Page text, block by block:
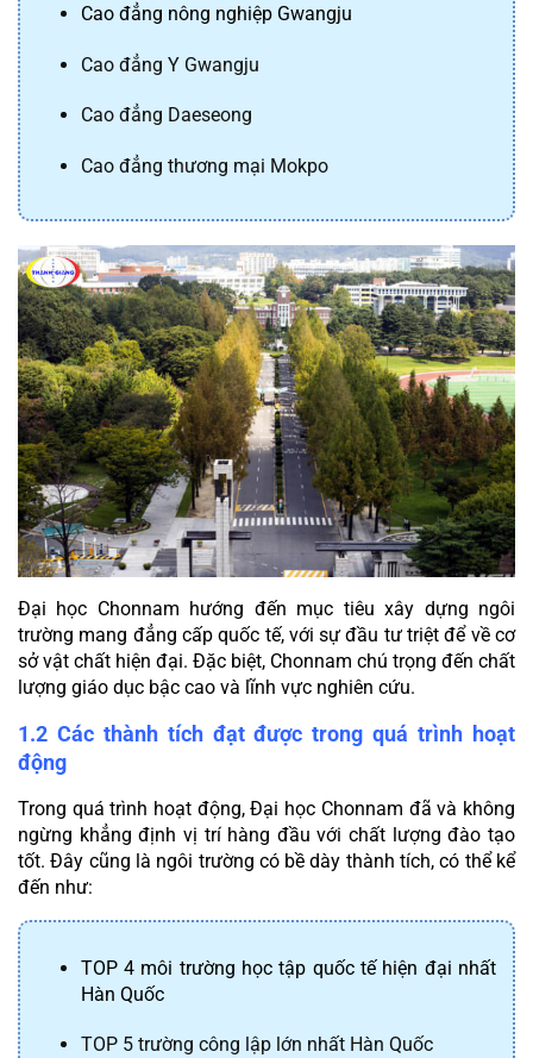
Cao đẳng nông nghiệp Gwangju
Cao đẳng Y Gwangju
Cao đẳng Daeseong
Cao đẳng thương mại Mokpo
Đại học Chonnam hướng đến mục tiêu xây dựng ngôi
trường mang đẳng cấp quốc tế, với sự đầu tư triệt để về cơ
sở vật chất hiện đại. Đặc biệt, Chonnam chú trọng đến chất
lượng giáo dục bậc cao và lĩnh vực nghiên cứu.
1.2 Các thành tích đạt được trong quá trình hoạt
động
Trong quá trình hoạt động, Đại học Chonnam đã và không
ngừng khẳng định vị trí hàng đầu với chất lượng đào tạo
tốt. Đây cũng là ngôi trường có bề dày thành tích, có thể kể
đến như:
TOP 4 môi trường học tập quốc tế hiện đại nhất
Hàn Quốc
TOP 5 trường công lập lớn nhất Hàn Quốc